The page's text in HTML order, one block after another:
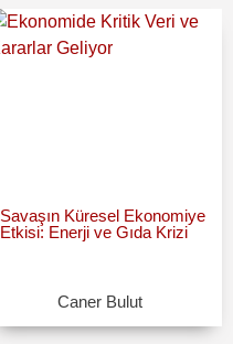
Savaşın Küresel Ekonomiye
Etkisi: Enerji ve Gıda Krizi
Caner Bulut